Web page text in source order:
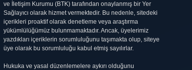
ve İletişim Kurumu (BTK) tarafından onaylanmış bir Yer
Sağlayıcı olarak hizmet vermektedir. Bu nedenle, sitedeki
içerikleri proaktif olarak denetleme veya araştırma
yükümlülüğümüz bulunmamaktadır. Ancak, üyelerimiz
yazdıkları içeriklerin sorumluluğunu taşımakta olup, siteye
üye olarak bu sorumluluğu kabul etmiş sayılırlar.
Hukuka ve yasal düzenlemelere aykırı olduğunu